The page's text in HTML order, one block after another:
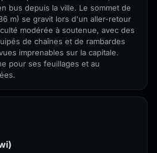
bus depuis la ville. Le sommet de
m) se gravit lors d'un aller-retour
modérée à soutenue, avec des
de chaînes et de rambardes
imprenables sur la capitale.
pour ses feuillages et au